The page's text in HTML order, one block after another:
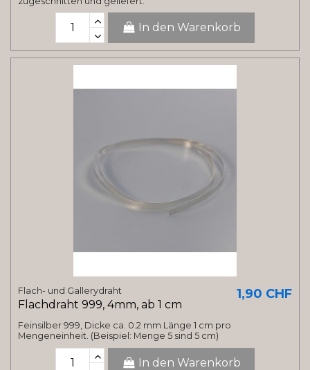
In den Warenkorb
Flach- und Gallerydraht
Flachdraht 999, 4mm, ab 1 cm
1,90 CHF
Feinsilber 999, Dicke ca. 0.2 mm Länge 1 cm pro
Mengeneinheit. (Beispiel: Menge 5 sind 5 cm)
In den Warenkorb